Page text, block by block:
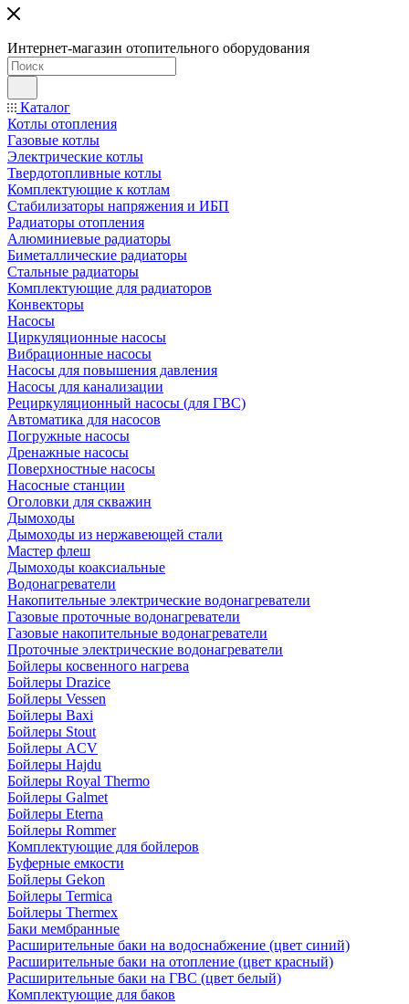
Интернет-магазин отопительного оборудования
Каталог
Котлы отопления
Газовые котлы
Электрические котлы
Твердотопливные котлы
Комплектующие к котлам
Стабилизаторы напряжения и ИБП
Радиаторы отопления
Алюминиевые радиаторы
Биметаллические радиаторы
Стальные радиаторы
Комплектующие для радиаторов
Конвекторы
Насосы
Циркуляционные насосы
Вибрационные насосы
Насосы для повышения давления
Насосы для канализации
Рециркуляционный насосы (для ГВС)
Автоматика для насосов
Погружные насосы
Дренажные насосы
Поверхностные насосы
Насосные станции
Оголовки для скважин
Дымоходы
Дымоходы из нержавеющей стали
Мастер флеш
Дымоходы коаксиальные
Водонагреватели
Накопительные электрические водонагреватели
Газовые проточные водонагреватели
Газовые накопительные водонагреватели
Проточные электрические водонагреватели
Бойлеры косвенного нагрева
Бойлеры Drazice
Бойлеры Vessen
Бойлеры Baxi
Бойлеры Stout
Бойлеры ACV
Бойлеры Hajdu
Бойлеры Royal Thermo
Бойлеры Galmet
Бойлеры Eterna
Бойлеры Rommer
Комплектующие для бойлеров
Буферные емкости
Бойлеры Gekon
Бойлеры Termica
Бойлеры Thermex
Баки мембранные
Расширительные баки на водоснабжение (цвет синий)
Расширительные баки на отопление (цвет красный)
Расширительные баки на ГВС (цвет белый)
Комплектующие для баков